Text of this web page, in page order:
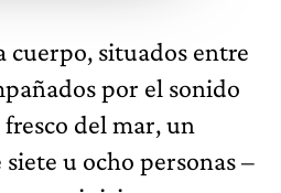
cuerpo, situados entre
por el sonido
del mar, un
u ocho personas –